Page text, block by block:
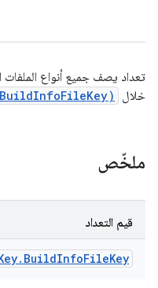
تعداد يصف جميع أنواع
خلال
ملخّص
قيم التعداد
. BuildInfoFileKey